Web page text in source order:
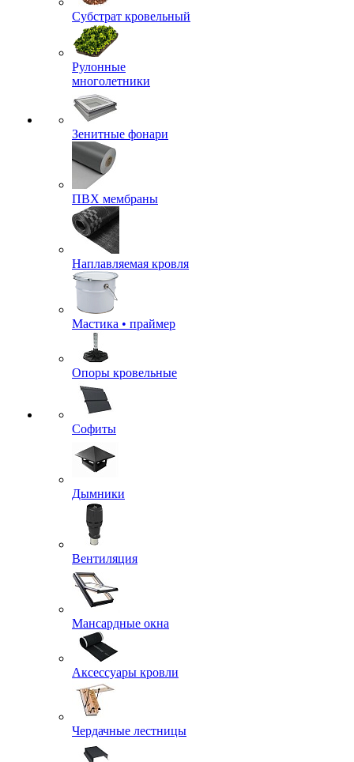
Субстрат кровельный
Рулонные
многолетники
Зенитные фонари
ПВХ мембраны
Наплавляемая кровля
Мастика • праймер
Опоры кровельные
Софиты
Дымники
Вентиляция
Мансардные окна
Аксессуары кровли
Чердачные лестницы